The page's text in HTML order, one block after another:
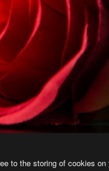
to the storing of cookies